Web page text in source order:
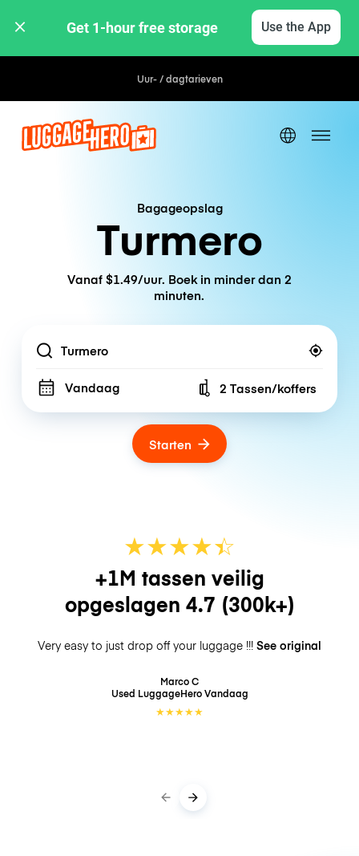
Get 1-hour free storage Use the App
Uur- / dagtarieven
Bagageopslag
Turmero
Vanaf $1.49/uur. Boek in minder dan 2
minuten.
Location
Vandaag Number of bags
2 Tassen/koffers
Starten
★★★★☆
★
+1M tassen veilig
opgeslagen 4.7 (300k+)
Very easy to just drop off your luggage !!! See original
Marco C
Used LuggageHeroVandaag
★★★★★